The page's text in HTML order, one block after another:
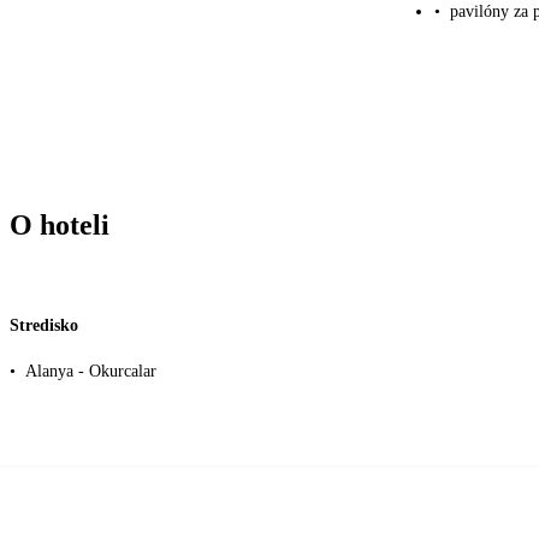
• pavilóny za
O hoteli
Stredisko
• Alanya - Okurcalar